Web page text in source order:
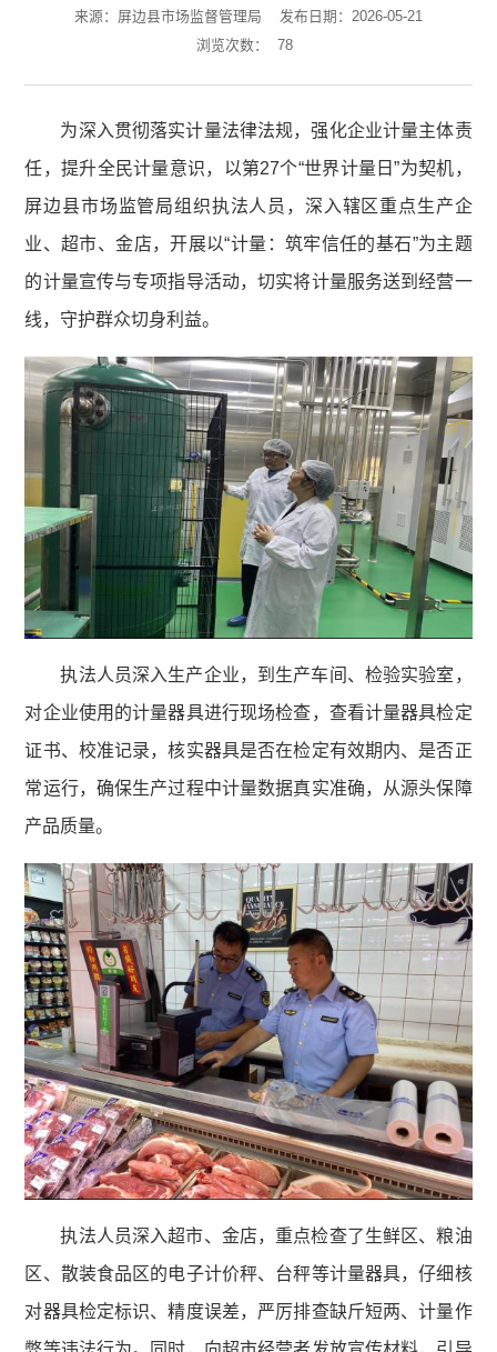
来源：屏边县市场监督管理局
发布日期：2026-05-21
浏览次数：
78
为深入贯彻落实计量法律法规，强化企业计量主体责
任，提升全民计量意识，以第27个“世界计量日”为契机，
屏边县市场监管局组织执法人员，深入辖区重点生产企
业、超市、金店，开展以“计量：筑牢信任的基石”为主题
的计量宣传与专项指导活动，切实将计量服务送到经营一
线，守护群众切身利益。
执法人员深入生产企业，到生产车间、检验实验室，
对企业使用的计量器具进行现场检查，查看计量器具检定
证书、校准记录，核实器具是否在检定有效期内、是否正
常运行，确保生产过程中计量数据真实准确，从源头保障
产品质量。
执法人员深入超市、金店，重点检查了生鲜区、粮油
区、散装食品区的电子计价秤、台秤等计量器具，仔细核
对器具检定标识、精度误差，严厉排查缺斤短两、计量作